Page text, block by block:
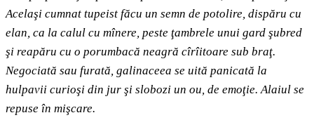
Acelaşi cumnat tupeist făcu un semn de potolire, dispăru cu
elan, ca la calul cu mînere, peste ţambrele unui gard şubred
şi reapăru cu o porumbacă neagră cîrîitoare sub braţ.
Negociată sau furată, galinaceea se uită panicată la
hulpavii curioşi din jur şi slobozi un ou, de emoţie. Alaiul se
repuse în mişcare.